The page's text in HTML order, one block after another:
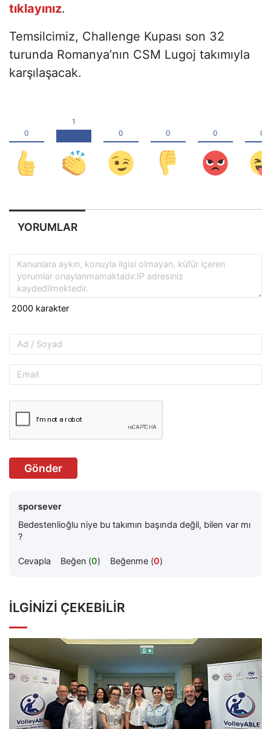
tıklayınız.
Temsilcimiz, Challenge Kupası son 32
turunda Romanya’nın CSM Lugoj takımıyla
karşılaşacak.
YORUMLAR
Gönder
sporsever
Bedestenlioğlu niye bu takımın başında değil, bilen var mı
?
Cevapla Beğen (0) Beğenme (0)
İLGINIZI ÇEKEBILIR